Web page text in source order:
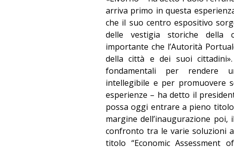
arriva primo in questa
che il suo centro espositivo
delle vestigia storiche della
importante che l’Autorità
della città e dei suoi
fondamentali per rendere
intellegibile e per promuovere
esperienze – ha detto il
possa oggi entrare a pieno
margine dell’inaugurazione
confronto tra le varie soluzioni
titolo “Economic Assessment